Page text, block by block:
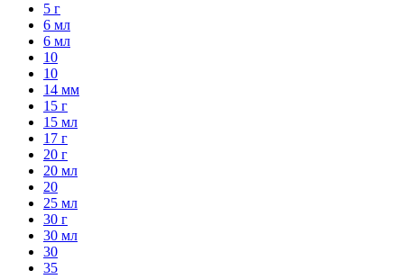
5 г
6 мл
6 мл
10
10
14 мм
15 г
15 мл
17 г
20 г
20 мл
20
25 мл
30 г
30 мл
30
35